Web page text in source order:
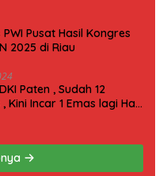
Pusat Hasil Kongres
2025 di Riau
Paten , Sudah 12
Kini Incar 1 Emas lagi Hari